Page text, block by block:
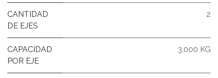
CANTIDAD
DE EJES
2
CAPACIDAD
POR EJE
3,000 KG